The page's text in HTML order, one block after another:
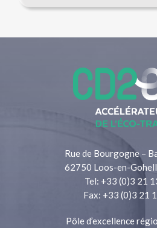
Rue de Bourgogne –
62750 Loos-en-
Tel: +33 (0)3 21
Fax: +33 (0)3 21
Pôle d’excellence